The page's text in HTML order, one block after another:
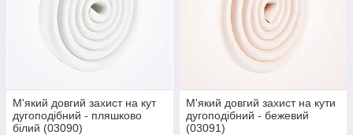
М'який довгий захист на кут
дугоподібний - пляшково
білий (03090)
М'який довгий захист на кути
дугоподібний - бежевий
(03091)